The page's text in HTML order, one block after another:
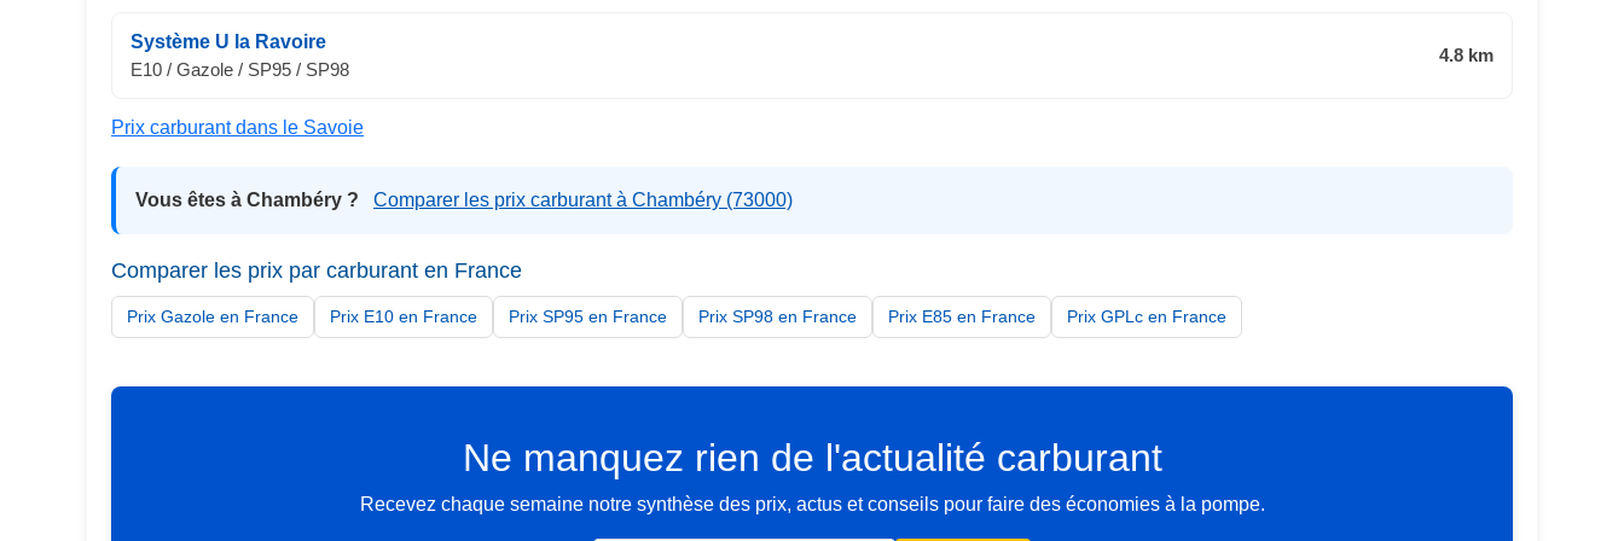
Système U la Ravoire
E10 / Gazole / SP95 / SP98
4.8 km
Prix carburant dans le Savoie
Vous êtes à Chambéry ? Comparer les prix carburant à Chambéry (73000)
Comparer les prix par carburant en France
Prix Gazole en France Prix E10 en France Prix SP95 en France Prix SP98 en France Prix E85 en France Prix GPLc en France
Ne manquez rien de l'actualité carburant
Recevez chaque semaine notre synthèse des prix, actus et conseils pour faire des économies à la pompe.